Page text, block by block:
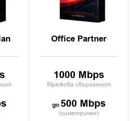
Office Partner
1000 Mbps
Мрежова свързаност
500 Mbps
(симетричен)